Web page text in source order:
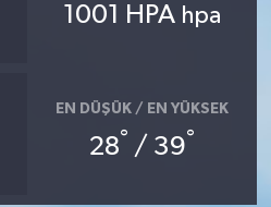
1001 HPA hpa
EN DÜŞÜK / EN YÜKSEK
28° / 39°